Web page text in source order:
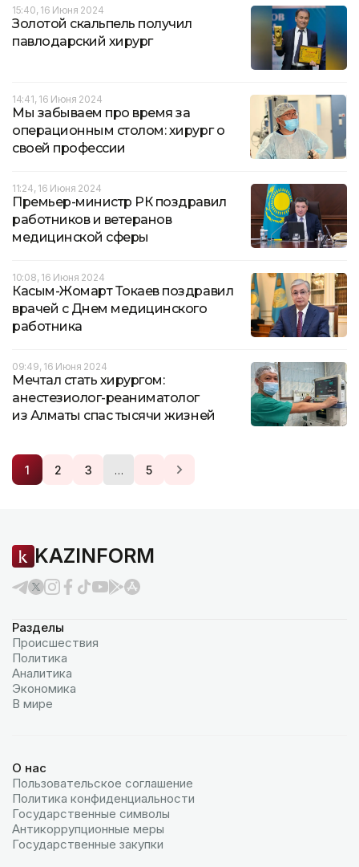
15:40, 16 Июня 2024
Золотой скальпель получил
павлодарский хирург
14:41, 16 Июня 2024
Мы забываем про время за
операционным столом: хирург о
своей профессии
11:24, 16 Июня 2024
Премьер-министр РК поздравил
работников и ветеранов
медицинской сферы
10:08, 16 Июня 2024
Касым-Жомарт Токаев поздравил
врачей с Днем медицинского
работника
09:49, 16 Июня 2024
Мечтал стать хирургом:
анестезиолог-реаниматолог
из Алматы спас тысячи жизней
1 2 3 … 5
KAZINFORM
Разделы
Происшествия
Политика
Аналитика
Экономика
В мире
О нас
Пользовательское соглашение
Политика конфиденциальности
Государственные символы
Антикоррупционные меры
Государственные закупки